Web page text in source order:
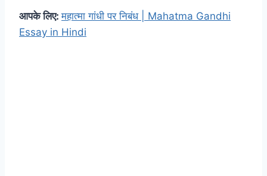
आपके लिए:महात्मा गांधी पर निबंध | Mahatma Gandhi
Essay in Hindi